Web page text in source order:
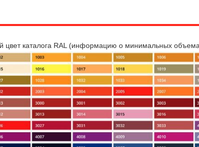
цвет каталога RAL (информацию о минимальных